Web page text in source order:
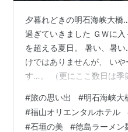
夕暮れどきの明石海峡大橋
過ぎていきました ＧＷに
を超える夏日。 暑い、暑
けではありませんが、 い
す…。 （更にここ数日は季
後半に分かれる方が多いの
くっつけて長期にお出かけ
#旅の思い出 #明石海峡大
#福山オリエンタルホテル
#石垣の美 #徳島ラーメン